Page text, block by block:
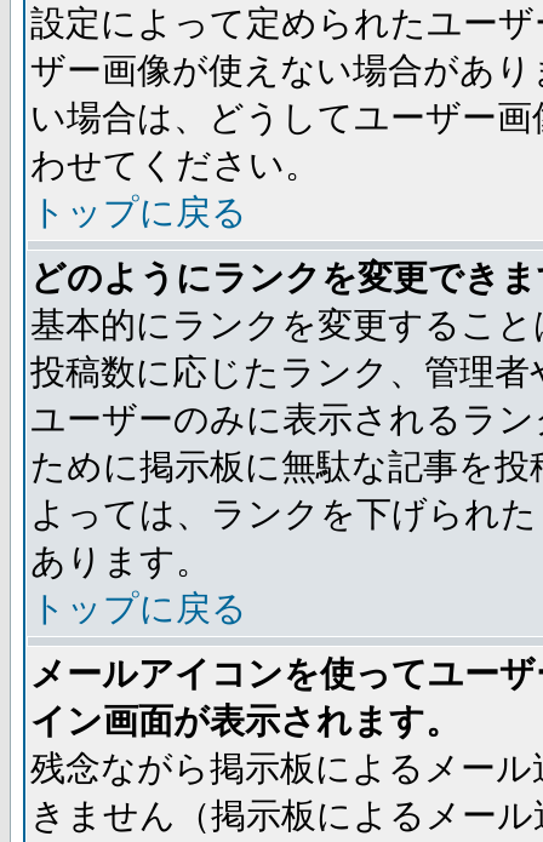
設定によって定められたユー
ザー画像が使えない場合があ
い場合は、どうしてユーザー
わせてください。
トップに戻る
どのようにランクを変更でき
基本的にランクを変更するこ
投稿数に応じたランク、管理
ユーザーのみに表示されるラ
ために掲示板に無駄な記事を
よっては、ランクを下げられ
あります。
トップに戻る
メールアイコンを使ってユー
イン画面が表示されます。
残念ながら掲示板によるメー
きません（掲示板によるメー